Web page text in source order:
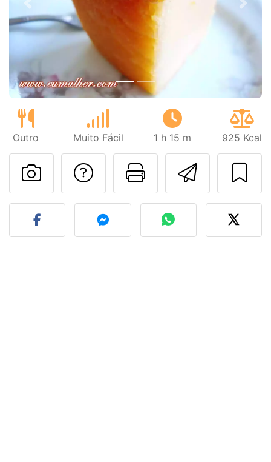
Anterior Next
Outro Muito Fácil 1 h 15 m 925 Kcal
Imprima
Falar com o autor
Fez esta receita?